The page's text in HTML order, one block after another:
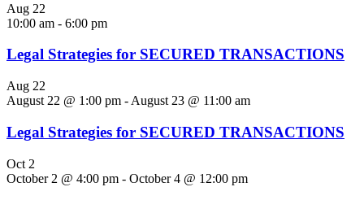
Aug 22
10:00 am - 6:00 pm
Legal Strategies for SECURED TRANSACTIONS
Aug 22
August 22 @ 1:00 pm - August 23 @ 11:00 am
Legal Strategies for SECURED TRANSACTIONS
Oct 2
October 2 @ 4:00 pm - October 4 @ 12:00 pm